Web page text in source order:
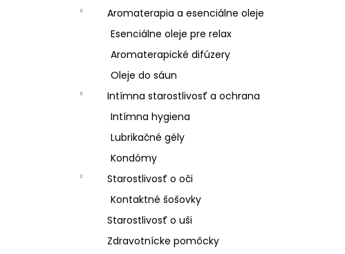
Aromaterapia a esenciálne oleje
Esenciálne oleje pre relax
Aromaterapické difúzery
Oleje do sáun
Intímna starostlivosť a ochrana
Intímna hygiena
Lubrikačné gély
Kondómy
Starostlivosť o oči
Kontaktné šošovky
Starostlivosť o uši
Zdravotnícke pomôcky